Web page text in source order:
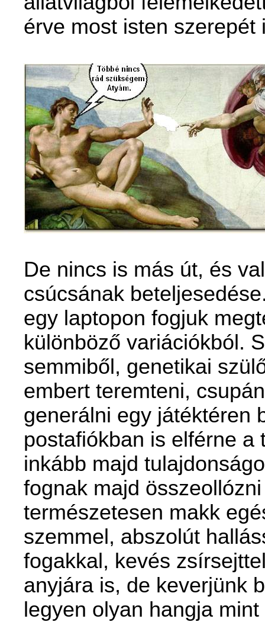
érve most isten szerepét
De nincs is más út, és
csúcsának
egy laptopon fogjuk
különböző variációkból.
semmiből, genetikai
embert teremteni,
generálni egy játéktéren
postafiókban is elférne a
inkább majd
fognak majd
természetesen makk
szemmel, abszolút
fogakkal, kevés
anyjára is, de keverjünk
legyen olyan hangja